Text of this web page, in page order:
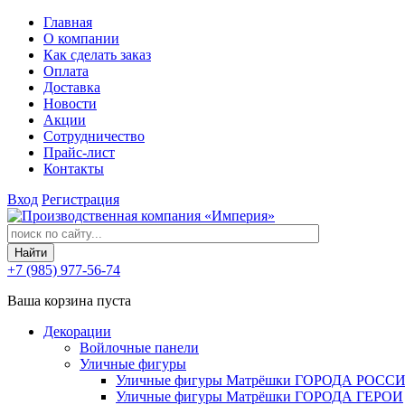
Главная
О компании
Как сделать заказ
Оплата
Доставка
Новости
Акции
Сотрудничество
Прайс-лист
Контакты
Вход Регистрация
+7 (985) 977-56-74
Ваша корзина пуста
Декорации
Войлочные панели
Уличные фигуры
Уличные фигуры Матрёшки ГОРОДА
Уличные фигуры Матрёшки ГОРОДА ГЕРОИ